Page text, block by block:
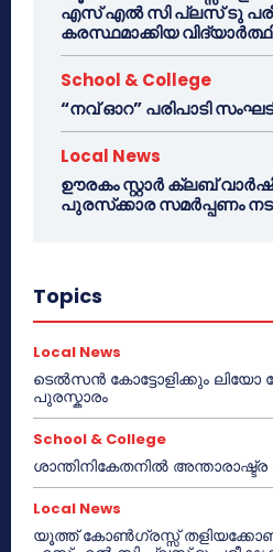
എസ് എൽ സി പ്ലസ് ടു
കരസ്ഥമാക്കിയ
School & College
“നവ് ഓറ” പരിപാടി
Local News
ഊരകം സ്റ്റാർ ക്ലബ്
പുരസ്‌ക്കാര സമർപ്പണം
Topics
Local News
ടെൽസൻ കോട്ടോളിക്കും
പുരസ്കാരം
School & College
ശാന്തിനികേതനിൽ
Local News
യൂത്ത് കോൺഗ്രസ്സ്